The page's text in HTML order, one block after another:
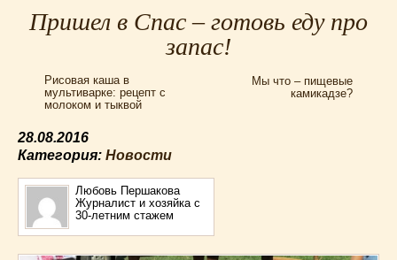
Для мультиварки Филипс
Еврейская кухня
Запеканки(25)
Испанская кухня(2)
Итальянская кухня
Картошка(32)
Каши(24)
Кексы
(43)
Китайская кухня(15)
Пришел в Спас – готовь еду про
запас!
Рисовая каша в
мультиварке: рецепт с
молоком и тыквой
Мы что – пищевые
камикадзе?
28.08.2016
Категория: Новости
Любовь Першакова
Журналист и хозяйка с
30-летним стажем